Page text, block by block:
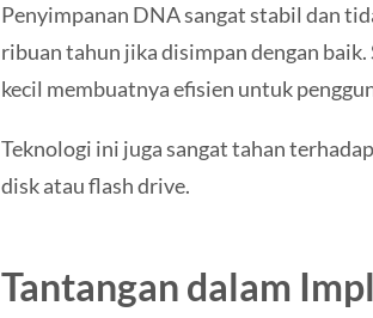
Penyimpanan DNA sangat stabil dan
ribuan tahun jika disimpan dengan
kecil membuatnya efisien untuk
Teknologi ini juga sangat tahan
disk atau flash drive.
Tantangan dalam